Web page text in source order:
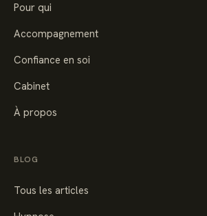
Pour qui
Accompagnement
Confiance en soi
Cabinet
À propos
BLOG
Tous les articles